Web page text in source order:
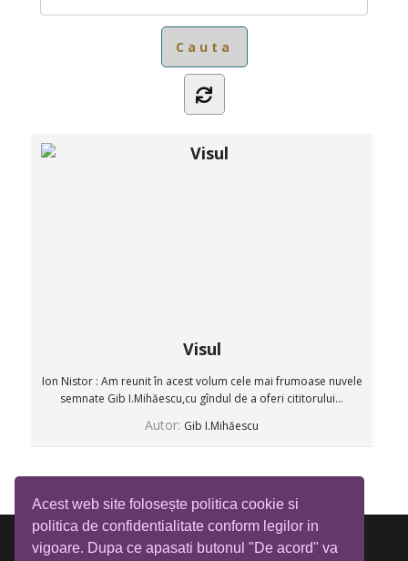
Acest web site folosește politica cookie si
politica de confidentialitate conform legilor in
vigoare. Dupa ce apasati butonul "De acord" va
Visul
Ion Nistor : Am reunit în acest volum cele mai frumoase nuvele
semnate Gib I.Mihăescu,cu gîndul de a oferi cititorului...
Autor: Gib I.Mihăescu